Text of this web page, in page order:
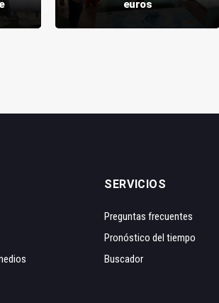
euros
SERVICIOS
Preguntas frecuentes
Pronóstico del tiempo
Buscador